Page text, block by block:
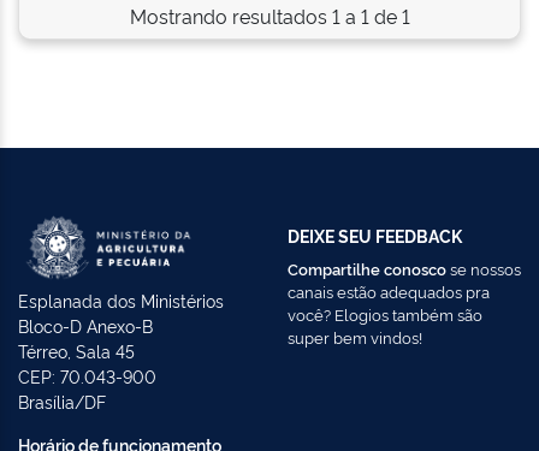
Mostrando resultados 1 a 1 de 1
Esplanada dos Ministérios
Bloco-D Anexo-B
Térreo, Sala 45
CEP: 70.043-900
Brasília/DF
Horário de funcionamento
DEIXE SEU FEEDBACK
Compartilhe conoscose nossos
canais estão adequados pra
você? Elogios também são
super bem vindos!